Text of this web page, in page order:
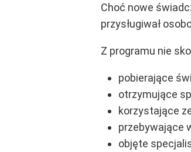
Choć nowe
przysługiwał
Z programu nie
pobierające
otrzymujące
korzystające
przebywające
objęte